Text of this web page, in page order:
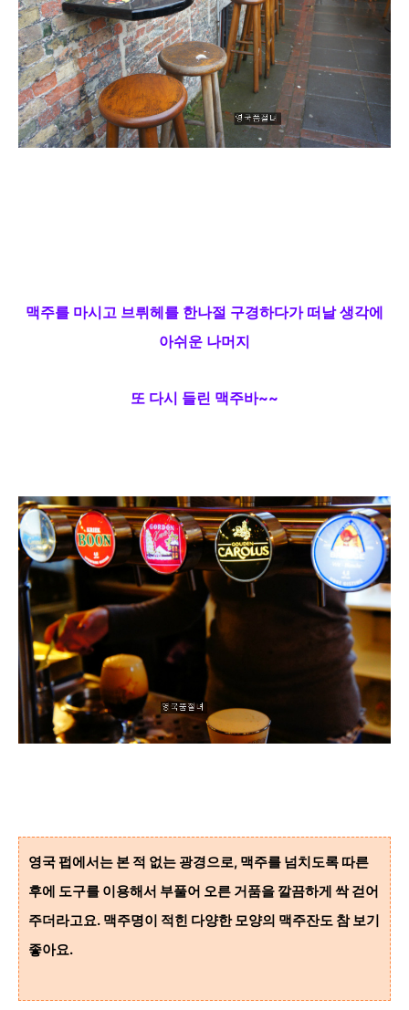
맥주를 마시고 브뤼헤를 한나절 구경하다가 떠날 생각에
아쉬운 나머지
또 다시 들린 맥주바~~
영국 펍에서는 본 적 없는 광경으로, 맥주를 넘치도록 따른
후에 도구를 이용해서 부풀어 오른 거품을 깔끔하게 싹 걷어
주더라고요. 맥주명이 적힌 다양한 모양의 맥주잔도 참 보기
좋아요.